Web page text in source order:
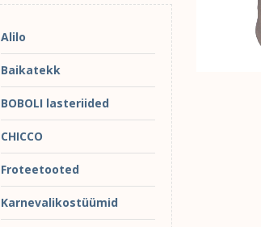
Alilo
Baikatekk
BOBOLI lasteriided
CHICCO
Froteetooted
Karnevalikostüümid